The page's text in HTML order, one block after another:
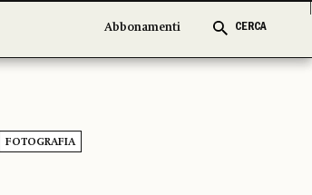
Abbonamenti CERCA
Abbonamenti CERCA
FOTOGRAFIA